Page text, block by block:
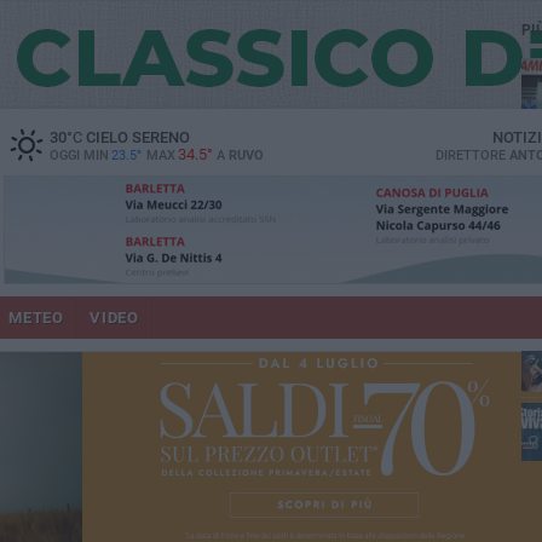
30°CCIELO SERENO
OGGI MIN 23.5° MAX 34.5° A RUVO DIRETTORE
METEO VIDEO